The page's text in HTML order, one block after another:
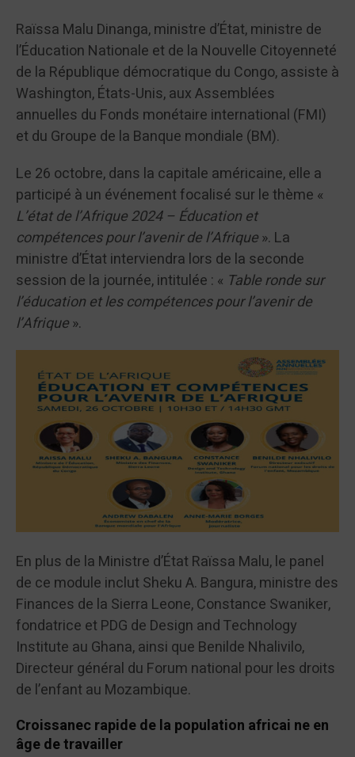
Raïssa Malu Dinanga, ministre d’État, ministre de
l’Éducation Nationale et de la Nouvelle Citoyenneté
de la République démocratique du Congo, assiste à
Washington, États-Unis, aux Assemblées
annuelles du Fonds monétaire international (FMI)
et du Groupe de la Banque mondiale (BM).
Le 26 octobre, dans la capitale américaine, elle a
participé à un événement focalisé sur le thème «
L’état de l’Afrique 2024 – Éducation et
compétences pour l’avenir de l’Afrique». La
ministre d’État interviendra lors de la seconde
session de la journée, intitulée : « Table ronde sur
l’éducation et les compétences pour l’avenir de
l’Afrique».
En plus de la Ministre d’État Raïssa Malu, le panel
de ce module inclut Sheku A. Bangura, ministre des
Finances de la Sierra Leone, Constance Swaniker,
fondatrice et PDG de Design and Technology
Institute au Ghana, ainsi que Benilde Nhalivilo,
Directeur général du Forum national pour les droits
de l’enfant au Mozambique.
Croissanec rapide de la population africai ne en
âge de travailler